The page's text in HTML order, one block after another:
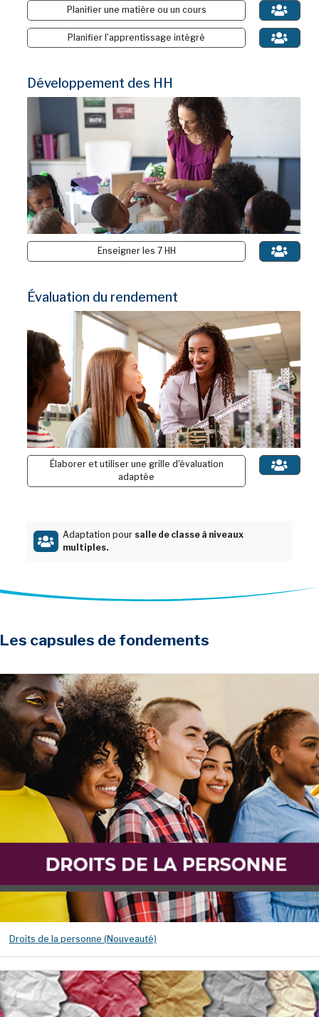
Planifier une matière ou un cours
Planifier l’apprentissage intégré
Développement des HH
Enseigner les 7 HH
Évaluation du rendement
Élaborer et utiliser une grille d’évaluation
adaptée
Adaptation pour salle de classe à niveaux
multiples.
Les capsules de fondements
Droits de la personne (Nouveauté)